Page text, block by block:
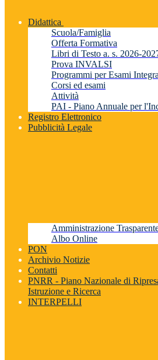
Didattica
Scuola/Famiglia
Offerta Formativa
Libri di Testo a. s. 2026-
Prova INVALSI
Programmi per Esami
Corsi ed esami
Attività
PAI - Piano Annuale per
Registro Elettronico
Pubblicità Legale
Amministrazione
Albo Online
PON
Archivio Notizie
Contatti
PNRR - Piano Nazionale di
Istruzione e Ricerca
INTERPELLI